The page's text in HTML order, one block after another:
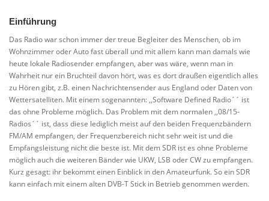
Einführung
Das Radio war schon immer der treue Begleiter des Menschen, ob im
Wohnzimmer oder Auto fast überall und mit allem kann man damals wie
heute lokale Radiosender empfangen, aber was wäre, wenn man in
Wahrheit nur ein Bruchteil davon hört, was es dort draußen eigentlich alles
zu Hören gibt, z.B. einen Nachrichtensender aus England oder Daten von
Wettersatelliten. Mit einem sogenannten: ,,Software Defined Radio´´ ist
das ohne Probleme möglich. Das Problem mit dem normalen ,,08/15-
Radios´´ ist, dass diese lediglich meist auf den beiden Frequenzbändern
FM/AM empfangen, der Frequenzbereich nicht sehr weit ist und die
Empfangsleistung nicht die beste ist. Mit dem SDR ist es ohne Probleme
möglich auch die weiteren Bänder wie UKW, LSB oder CW zu empfangen.
Kurz gesagt: ihr bekommt einen Einblick in den Amateurfunk. So ein SDR
kann einfach mit einem alten DVB-T Stick in Betrieb genommen werden.